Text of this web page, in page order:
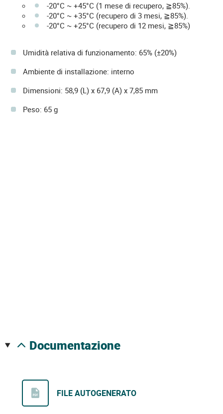
-20°C ~ +45°C (1 mese di recupero, ≧85%).
-20°C ~ +35°C (recupero di 3 mesi, ≧85%).
-20°C ~ +25°C (recupero di 12 mesi, ≧85%)
Umidità relativa di funzionamento: 65% (±20%)
Ambiente di installazione: interno
Dimensioni: 58,9 (L) x 67,9 (A) x 7,85 mm
Peso: 65 g
documentazione
FILE AUTOGENERATO